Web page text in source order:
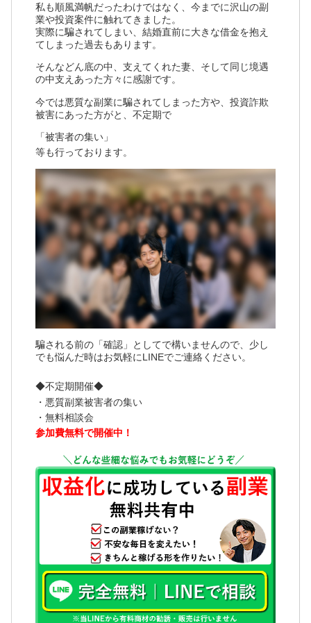
私も順風満帆だったわけではなく、今までに沢山の副
業や投資案件に触れてきました。
実際に騙されてしまい、結婚直前に大きな借金を抱え
てしまった過去もあります。
そんなどん底の中、支えてくれた妻、そして同じ境遇
の中支えあった方々に感謝です。
今では悪質な副業に騙されてしまった方や、投資詐欺
被害にあった方がと、不定期で
「被害者の集い」
等も行っております。
騙される前の「確認」としてで構いませんので、少し
でも悩んだ時はお気軽にLINEでご連絡ください。
◆不定期開催◆
・悪質副業被害者の集い
・無料相談会
参加費無料で開催中！